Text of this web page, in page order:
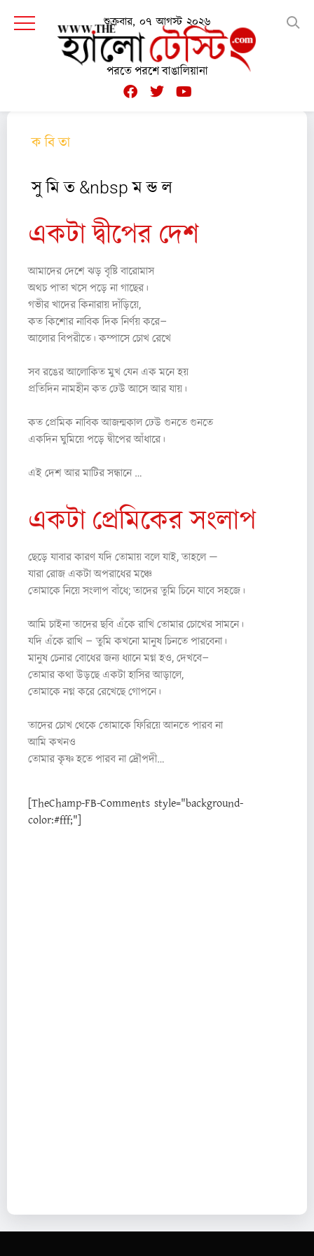
শুক্রবার, ০৭ আগস্ট ২০২৬
পরতে পরশে বাঙালিয়ানা
ক বি তা
সু মি ত &nbsp ম ন্ড ল
একটা দ্বীপের দেশ
আমাদের দেশে ঝড় বৃষ্টি বারোমাস
অথচ পাতা খসে পড়ে না গাছের।
গভীর খাদের কিনারায় দাঁড়িয়ে,
কত কিশোর নাবিক দিক নির্ণয় করে–
আলোর বিপরীতে। কম্পাসে চোখ রেখে
সব রঙের আলোকিত মুখ যেন এক মনে হয়
প্রতিদিন নামহীন কত ঢেউ আসে আর যায়।
কত প্রেমিক নাবিক আজন্মকাল ঢেউ গুনতে গুনতে
একদিন ঘুমিয়ে পড়ে দ্বীপের আঁধারে।
এই দেশ আর মাটির সন্ধানে …
একটা প্রেমিকের সংলাপ
ছেড়ে যাবার কারণ যদি তোমায় বলে যাই, তাহলে —
যারা রোজ একটা অপরাধের মঞ্চে
তোমাকে নিয়ে সংলাপ বাঁধে; তাদের তুমি চিনে যাবে সহজে।
আমি চাইনা তাদের ছবি এঁকে রাখি তোমার চোখের সামনে।
যদি এঁকে রাখি – তুমি কখনো মানুষ চিনতে পারবেনা।
মানুষ চেনার বোধের জন্য ধ্যানে মগ্ন হও, দেখবে–
তোমার কথা উড়ছে একটা হাসির আড়ালে,
তোমাকে নগ্ন করে রেখেছে গোপনে।
তাদের চোখ থেকে তোমাকে ফিরিয়ে আনতে পারব না
আমি কখনও
তোমার কৃষ্ণ হতে পারব না দ্রৌপদী…
[TheChamp-FB-Comments style="background-
color:#fff;"]